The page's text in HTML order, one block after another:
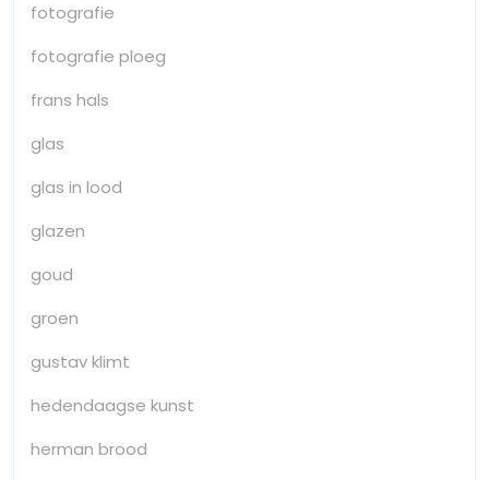
fotografie
fotografie ploeg
frans hals
glas
glas in lood
glazen
goud
groen
gustav klimt
hedendaagse kunst
herman brood